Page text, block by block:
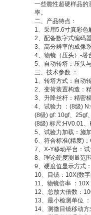
一些脆性超硬样品的
率。
二、产品特点：
1、采用5.6寸真彩色
2、配备数字式编码
3、高分辨率的成像
4、物镜（压头）-塔
5、自动转塔：压头
三、技术参数 ：
1、转塔方式：自动
2、变荷装置构造：
3、升降丝杆：精密
4、试验力 ：(8级)
(8级) gf: 10gf、25gf
(8级) 标尺:HV0.01
5、试验力加载：施
6、符合标准(精度)
7、X-Y移动平台：
8、理论硬度测量范
9、硬度值显示方式
10、目镜：10X(数
11、物镜倍率 ：
12、总放大倍数：
13、最小检测单位
14、测微目镜移动